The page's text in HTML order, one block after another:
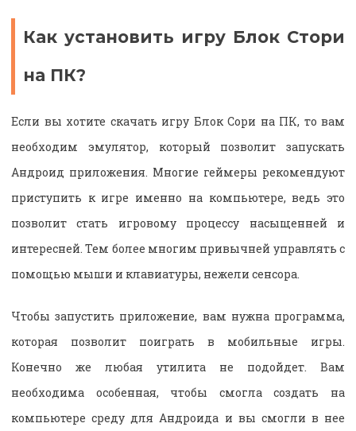
Как установить игру Блок Стори
на ПК?
Если вы хотите скачать игру Блок Сори на ПК, то вам
необходим эмулятор, который позволит запускать
Андроид приложения. Многие геймеры рекомендуют
приступить к игре именно на компьютере, ведь это
позволит стать игровому процессу насыщенней и
интересней. Тем более многим привычней управлять с
помощью мыши и клавиатуры, нежели сенсора.
Чтобы запустить приложение, вам нужна программа,
которая позволит поиграть в мобильные игры.
Конечно же любая утилита не подойдет. Вам
необходима особенная, чтобы смогла создать на
компьютере среду для Андроида и вы смогли в нее